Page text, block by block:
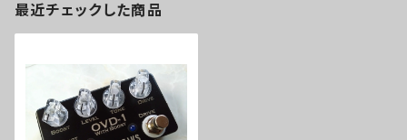
最近チェックした商品